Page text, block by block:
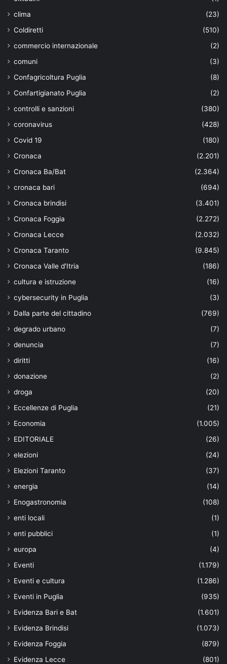
clima
(23)
Coldiretti
(510)
commercio internazionale
(2)
comuni
(3)
Confagricoltura Puglia
(8)
Confartigianato Puglia
(2)
controlli e sanzioni
(380)
coronavirus
(428)
Covid 19
(180)
Cronaca
(2.201)
Cronaca Ba/Bat
(2.364)
cronaca bari
(694)
Cronaca brindisi
(3.401)
Cronaca Foggia
(2.272)
Cronaca Lecce
(2.032)
Cronaca Taranto
(9.845)
Cronaca Valle d'Itria
(186)
cultura e istruzione
(16)
cybersecurity in Puglia
(3)
Dalla parte del cittadino
(769)
degrado urbano
(7)
denuncia
(7)
diritti
(16)
donazione
(2)
droga
(20)
Eccellenze di Puglia
(21)
Economia
(1.005)
EDITORIALE
(26)
elezioni
(24)
Elezioni Taranto
(37)
energia
(14)
Enogastronomia
(108)
enti locali
(1)
enti pubblici
(1)
europa
(4)
Eventi
(1.179)
Eventi e cultura
(1.286)
Eventi in Puglia
(935)
Evidenza Bari e Bat
(1.601)
Evidenza Brindisi
(1.073)
Evidenza Foggia
(879)
Evidenza Lecce
(801)